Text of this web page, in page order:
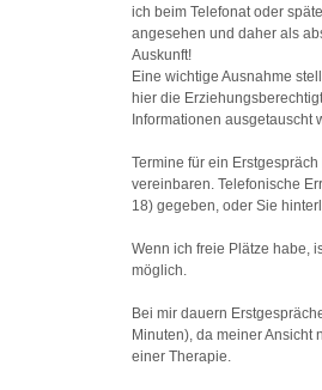
ich beim Telefonat oder
angesehen und daher als
Auskunft!
Eine wichtige Ausnahme
hier die
Informationen ausgetauscht
Termine für ein
vereinbaren. Telefonische
18) gegeben, oder Sie
Wenn ich freie Plätze habe,
möglich.
Bei mir dauern
Minuten), da meiner Ansicht
einer Therapie.